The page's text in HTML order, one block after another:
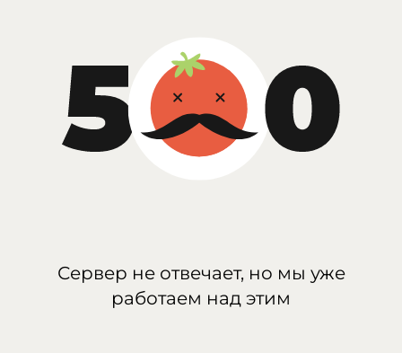
Сервер не отвечает, но мы уже
работаем над этим